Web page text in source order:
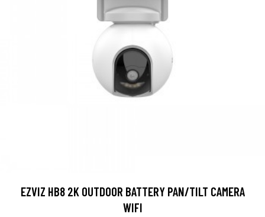
EZVIZ HB8 2K OUTDOOR BATTERY PAN/TILT CAMERA
WIFI